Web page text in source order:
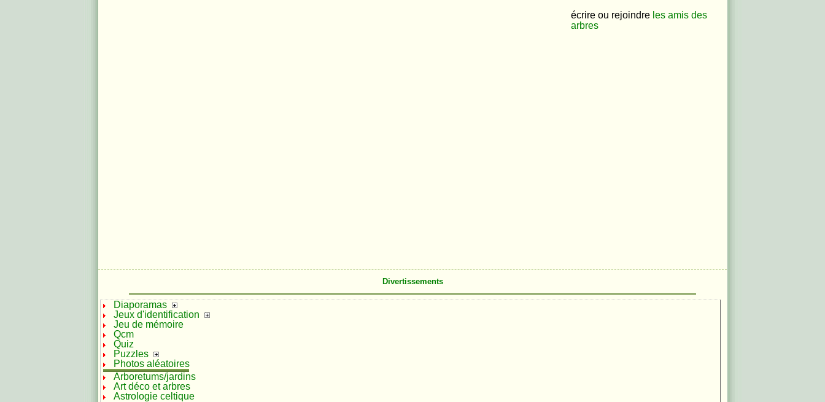
écrire ou rejoindre les amis des
arbres
Divertissements
Diaporamas
Jeux d'identification
Jeu de mémoire
Qcm
Quiz
Puzzles
Photos aléatoires
Arboretums/jardins
Art déco et arbres
Astrologie celtique